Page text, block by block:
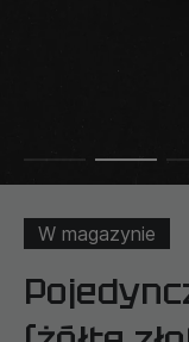
W magazynie